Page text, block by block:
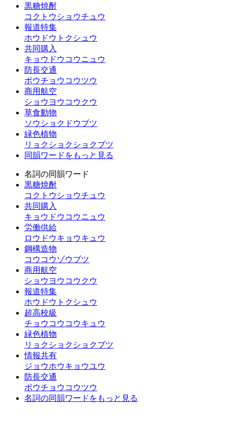
黒糖焼酎
コクトウショウチュウ
報道特集
ホウドウトクシュウ
共同購入
キョウドウコウニュウ
防長交通
ボウチョウコウツウ
商用航空
ショウヨウコウクウ
草食動物
ソウショクドウブツ
緑色植物
リョクショクショクブツ
同韻ワードをもっと見る
名詞の同韻ワード
黒糖焼酎
コクトウショウチュウ
共同購入
キョウドウコウニュウ
労働供給
ロウドウキョウキュウ
鋼構造物
コウコウゾウブツ
商用航空
ショウヨウコウクウ
報道特集
ホウドウトクシュウ
超高校級
チョウコウコウキュウ
緑色植物
リョクショクショクブツ
情報共有
ジョウホウキョウユウ
防長交通
ボウチョウコウツウ
名詞の同韻ワードをもっと見る